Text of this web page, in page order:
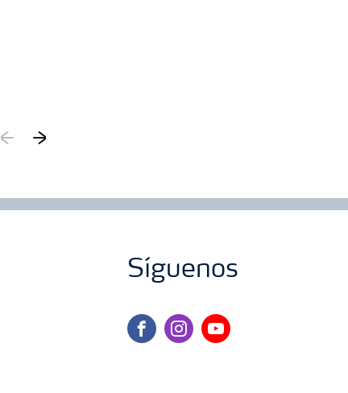
Síguenos
facebookinstagram
youtube